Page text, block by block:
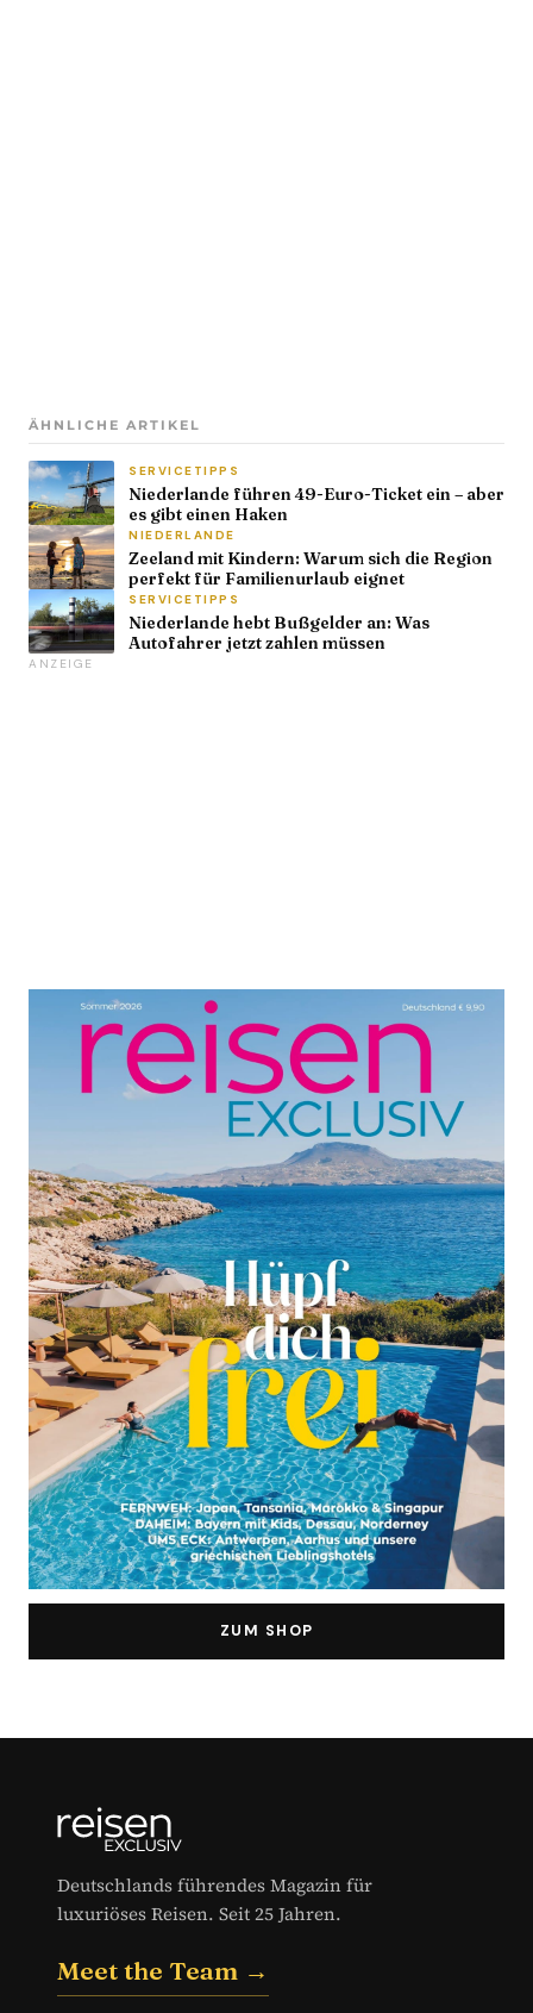
ZUM SHOP
ÄHNLICHE ARTIKEL
SERVICETIPPS
Niederlande führen 49-Euro-Ticket ein – aber
es gibt einen Haken
NIEDERLANDE
Zeeland mit Kindern: Warum sich die Region
perfekt für Familienurlaub eignet
SERVICETIPPS
Niederlande hebt Bußgelder an: Was
Autofahrer jetzt zahlen müssen
ANZEIGE
Deutschlands führendes Magazin für
luxuriöses Reisen. Seit 25 Jahren.
Meet the Team →